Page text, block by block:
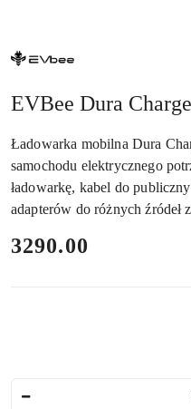
NAZWA
PRODUCENTA:
EVBee Dura
Ładowarka mobilna Dura
samochodu elektrycznego
ładowarkę, kabel do
adapterów do różnych źródeł
cena:
3290.00